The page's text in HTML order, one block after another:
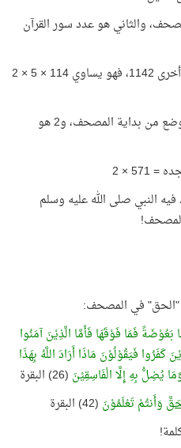
والثاني هو عدد سور القرآن
ردّ العدد إلى أصله، وانظر إليه نظرة أخرى 1142، فهو يساوي 114 × 5 × 2
5 هو تكرار كلمة "الحق" في هذا الموضع من بداية المصحف، و2 هو
النبي صلى الله عليه وسلم
"الحق" في المصحف:
فَمَا فَوْقَهَا فَأَمَّا الَّذِيْنَ آمَنُوا
كَفَرُوا فَيَقُوْلُوْنَ مَاذَا أَرَادَ اللَّهُ بِهَذَا
يُضِلُّ بِهِ إِلَّا الْفَاسِقِيْنَ (26) البقرة
وَأَنتُمْ تَعْلَمُوْنَ (42) البقرة